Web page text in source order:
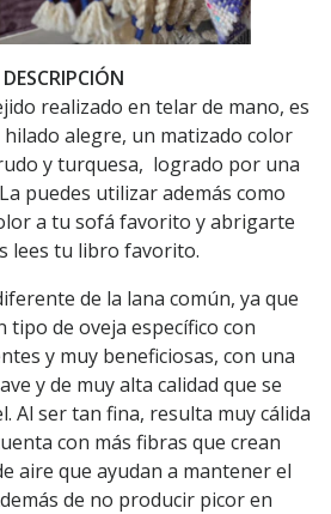
DESCRIPCIÓN
realizado en telar de mano, es
hilado alegre, un matizado color
y turquesa, logrado por una
puedes utilizar además como
a tu sofá favorito y abrigarte
lees tu libro favorito.
de la lana común, ya que
tipo de oveja específico con
y muy beneficiosas, con una
y de muy alta calidad que se
Al ser tan fina, resulta muy cálida
con más fibras que crean
aire que ayudan a mantener el
de no producir picor en